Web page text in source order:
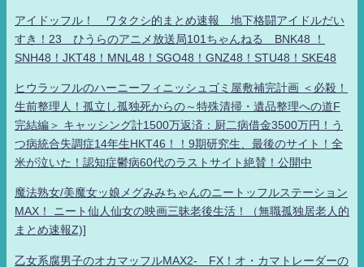
アイドッフル！ ワタクシ的まとめ速報 地下格闘アイドルだい
すき！23 ひうらのアニメ放送局101ちゃんねる BNK48 ！
SNH48！JKT48！MNL48！SGO48！GNZ48！STU48！SKE48
ヒウラッフルのハーニーフィニッシュゴミ屋敷補完計画 ＜必殺！
生前整理人！孤立し孤独死からの～特殊清掃・遺品整理への道F
完結編＞ キャッシング計1500万返済：厨二病借金3500万円！う
つ病統合失調症14年生HKT46！！9期研究生、最後のサイト！全
米が泣いた！認知症鬱病60代のラストサイト絶賛！公開中
魔法熟女/美魔女ッ娘メグみみちゃんのニートッフルステーション
MAX！ ニート仙人仙女の映画三昧老後生活！（無職孤独居老人的
まとめ速報Z)]
乙女系腐男子のオカマッフルMAX2- FX！オ・カマトレーダーの